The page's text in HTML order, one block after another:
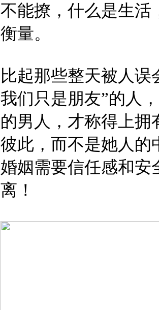
不能撩，什么是生活
衡量。
比起那些整天被人
我们只是朋友”的人
的男人，才称得上
彼此，而不是她人的
婚姻需要信任感和安
离！